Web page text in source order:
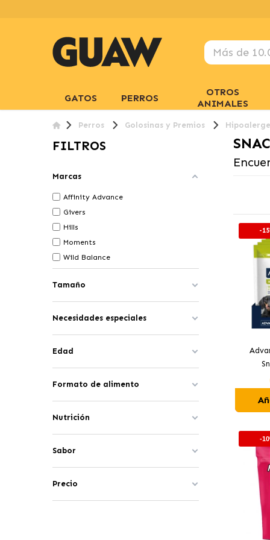
GATOS PERROS
OTROS
ANIMALES
Perros Golosinas y Premios
FILTROS
Marcas
Affinity Advance
Givers
Hills
Moments
Wild Balance
Tamaño
Necesidades especiales
Edad
Formato de alimento
Nutrición
Sabor
Precio
-
-